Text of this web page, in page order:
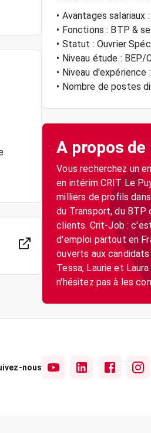
• Avantages salariaux
• Fonctions : BTP &
• Statut : Ouvrier
• Niveau étude : BEP/
• Niveau d'expérience
• Nombre de postes
A propos
Vous recherchez un
en intérim CRIT Le
milliers de profils
du Transport, du BTP
clients. Crit-Job :
d'emploi partout en
ouverts aux
Tessa, Laurie et
n'hésitez pas à les
nous